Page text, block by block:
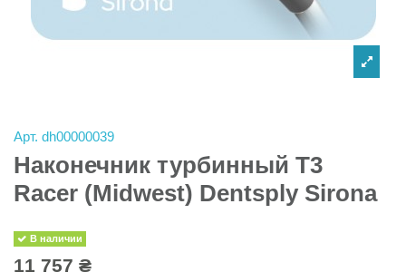
Арт. dh00000039
Наконечник турбинный T3
Racer (Midwest) Dentsply Sirona
В наличии
11 757 ₴